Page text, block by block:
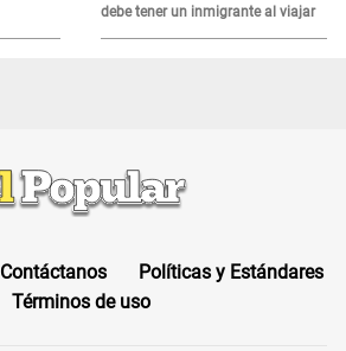
debe tener un inmigrante al viajar
Contáctanos
Políticas y Estándares
Términos de uso